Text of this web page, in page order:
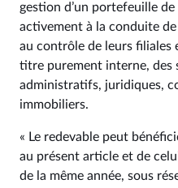
gestion d’un portefeuille
activement à la conduite
au contrôle de leurs filiales
titre purement interne, des
administratifs, juridiques,
immobiliers.
« Le redevable peut
au présent article et de
de la même année, sous